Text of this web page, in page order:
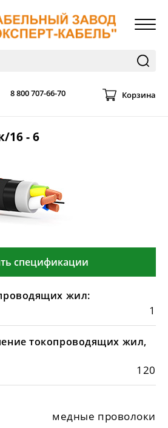
8 800 707-66-70 Корзина
16 - 6
спецификации
жил:
1
токопроводящих жил,
120
медные проволоки